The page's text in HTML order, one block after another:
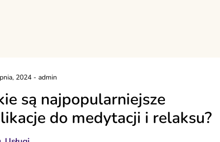
2024- admin
są najpopularniejsze
do medytacji i relaksu?